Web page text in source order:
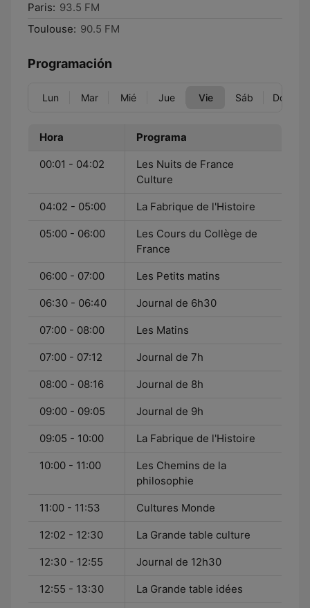
Paris: 93.5 FM
Toulouse: 90.5 FM
Programación
Lun Mar Mié Jue Vie Sáb Dom
Hora Programa
00:01 - 04:02
Les Nuits de France
Culture
04:02 - 05:00 La Fabrique de l'Histoire
05:00 - 06:00
Les Cours du Collège de
France
06:00 - 07:00 Les Petits matins
06:30 - 06:40 Journal de 6h30
07:00 - 08:00 Les Matins
07:00 - 07:12 Journal de 7h
08:00 - 08:16 Journal de 8h
09:00 - 09:05 Journal de 9h
09:05 - 10:00 La Fabrique de l'Histoire
10:00 - 11:00
Les Chemins de la
philosophie
11:00 - 11:53 Cultures Monde
12:02 - 12:30 La Grande table culture
12:30 - 12:55 Journal de 12h30
12:55 - 13:30 La Grande table idées